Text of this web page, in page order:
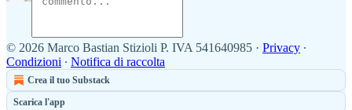
© 2026 Marco Bastian Stizioli P. IVA 541640985 · Privacy ∙
Condizioni ∙ Notifica di raccolta
Crea il tuo Substack
Scarica l'app